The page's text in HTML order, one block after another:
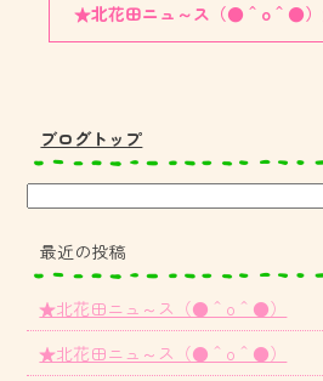
★北花田ニュ～ス（●＾o＾●）
ブログトップ
最近の投稿
★北花田ニュ～ス（●＾o＾●）
★北花田ニュ～ス（●＾o＾●）